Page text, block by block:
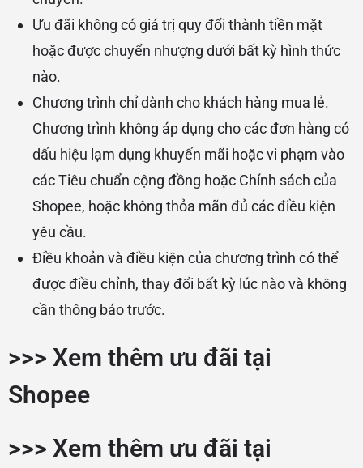
Ưu đãi không có giá trị quy đổi thành tiền mặt
hoặc được chuyển nhượng dưới bất kỳ hình thức
nào.
Chương trình chỉ dành cho khách hàng mua lẻ.
Chương trình không áp dụng cho các đơn hàng có
dấu hiệu lạm dụng khuyến mãi hoặc vi phạm vào
các Tiêu chuẩn cộng đồng hoặc Chính sách của
Shopee, hoặc không thỏa mãn đủ các điều kiện
yêu cầu.
Điều khoản và điều kiện của chương trình có thể
được điều chỉnh, thay đổi bất kỳ lúc nào và không
cần thông báo trước.
>>> Xem thêm ưu đãi tại
Shopee
>>> Xem thêm ưu đãi tại